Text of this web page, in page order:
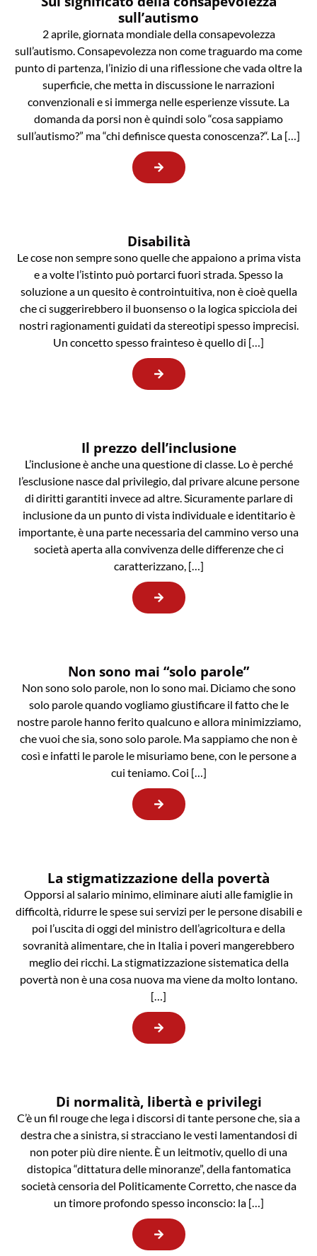
sull’autismo
2 aprile, giornata mondiale della consapevolezza
sull’autismo. Consapevolezza non come traguardo ma come
punto di partenza, l’inizio di una riflessione che vada oltre la
superficie, che metta in discussione le narrazioni
convenzionali e si immerga nelle esperienze vissute. La
domanda da porsi non è quindi solo “cosa sappiamo
sull’autismo?” ma “chi definisce questa conoscenza?“. La […]
Disabilità
Le cose non sempre sono quelle che appaiono a prima vista
e a volte l’istinto può portarci fuori strada. Spesso la
soluzione a un quesito è controintuitiva, non è cioè quella
che ci suggerirebbero il buonsenso o la logica spicciola dei
nostri ragionamenti guidati da stereotipi spesso imprecisi.
Un concetto spesso frainteso è quello di […]
Il prezzo dell’inclusione
L’inclusione è anche una questione di classe. Lo è perché
l’esclusione nasce dal privilegio, dal privare alcune persone
di diritti garantiti invece ad altre. Sicuramente parlare di
inclusione da un punto di vista individuale e identitario è
importante, è una parte necessaria del cammino verso una
società aperta alla convivenza delle differenze che ci
caratterizzano, […]
Non sono mai “solo parole”
Non sono solo parole, non lo sono mai. Diciamo che sono
solo parole quando vogliamo giustificare il fatto che le
nostre parole hanno ferito qualcuno e allora minimizziamo,
che vuoi che sia, sono solo parole. Ma sappiamo che non è
così e infatti le parole le misuriamo bene, con le persone a
cui teniamo. Coi […]
La stigmatizzazione della povertà
Opporsi al salario minimo, eliminare aiuti alle famiglie in
difficoltà, ridurre le spese sui servizi per le persone disabili e
poi l’uscita di oggi del ministro dell’agricoltura e della
sovranità alimentare, che in Italia i poveri mangerebbero
meglio dei ricchi. La stigmatizzazione sistematica della
povertà non è una cosa nuova ma viene da molto lontano.
[…]
Di normalità, libertà e privilegi
C’è un fil rouge che lega i discorsi di tante persone che, sia a
destra che a sinistra, si stracciano le vesti lamentandosi di
non poter più dire niente. È un leitmotiv, quello di una
distopica “dittatura delle minoranze”, della fantomatica
società censoria del Politicamente Corretto, che nasce da
un timore profondo spesso inconscio: la […]